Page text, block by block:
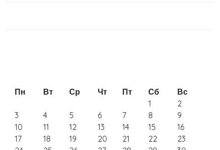
Пн Вт Ср Чт Пт Сб
Вс
1
2
3
4 5 6 7 8
9
10
11 12 13 14 15
16
17
18 19 20 21 22
23